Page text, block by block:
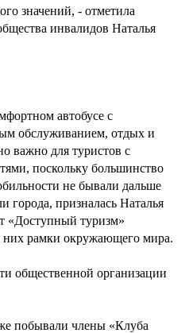
значений, - отметила
инвалидов Наталья
автобусе с
обслуживанием, отдых и
важно для туристов с
поскольку большинство
не бывали дальше
города, призналась Наталья
«Доступный туризм»
них рамки окружающего мира.
общественной организации
побывали члены «Клуба